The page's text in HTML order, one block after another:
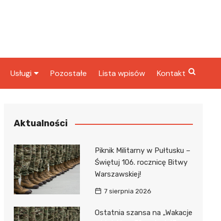
Usługi
Taxi
Pozostałe Lista wpisów Kontakt
Aktualności
Piknik Militarny w Pułtusku –
Świętuj 106. rocznicę Bitwy
Warszawskiej!
7 sierpnia 2026
Ostatnia szansa na „Wakacje